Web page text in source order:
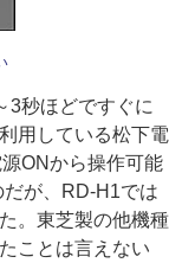
秒ほどですぐに
用している松下電
ONから操作可能
が、RD-H1では
。東芝製の他機種
ことは言えない